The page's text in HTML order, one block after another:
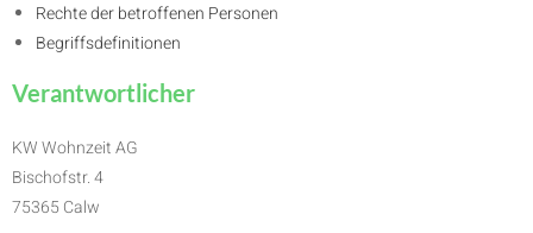
Rechte der betroffenen Personen
Begriffsdefinitionen
Verantwortlicher
KW Wohnzeit AG
Bischofstr. 4
75365 Calw